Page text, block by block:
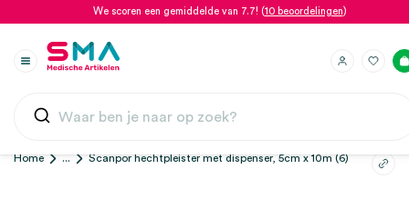
We scoren een gemiddelde van 7.7! (10 beoordelingen)
Home ... Scanpor hechtpleister met dispenser, 5cm x 10m (6)